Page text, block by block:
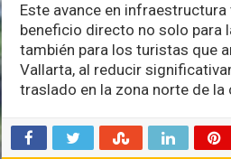
Este avance en
beneficio directo no solo para
también para los turistas que
Vallarta, al reducir
traslado en la zona norte de la